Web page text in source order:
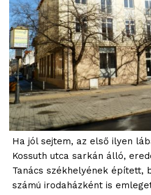
Ha jól sejtem, az első ilyen
Kossuth utca sarkán álló,
Tanács székhelyének épített,
számú irodaházként is